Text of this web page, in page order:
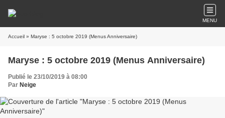
MENU
Accueil » Maryse : 5 octobre 2019 (Menus Anniversaire)
Maryse : 5 octobre 2019 (Menus Anniversaire)
Publié le 23/10/2019 à 08:00
Par Neige